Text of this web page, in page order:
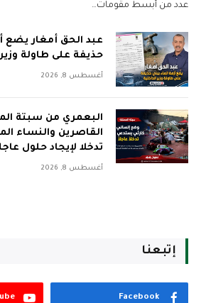
عدد من أبسط مقومات…
عبد الحق أمغار يضع
حذيفة على طاولة وزير
أغسطس 8, 2026
البعمري من سبتة
القاصرين والنساء
تدخلا لإيجاد حلول
أغسطس 8, 2026
إتبعنا
Facebook